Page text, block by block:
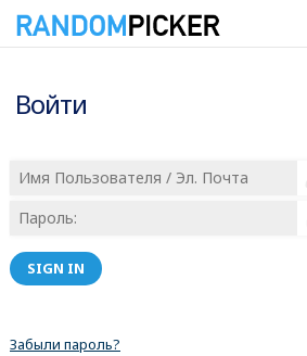
Войти
SIGN IN
Забыли пароль?